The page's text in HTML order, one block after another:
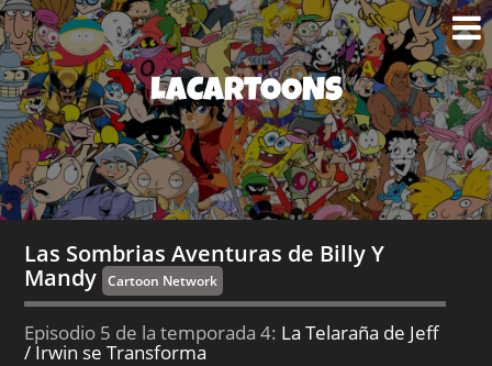
LACARTOONS
Las Sombrias Aventuras de Billy Y
Mandy Cartoon Network
Episodio 5 de la temporada 4: La Telaraña de Jeff
/ Irwin se Transforma